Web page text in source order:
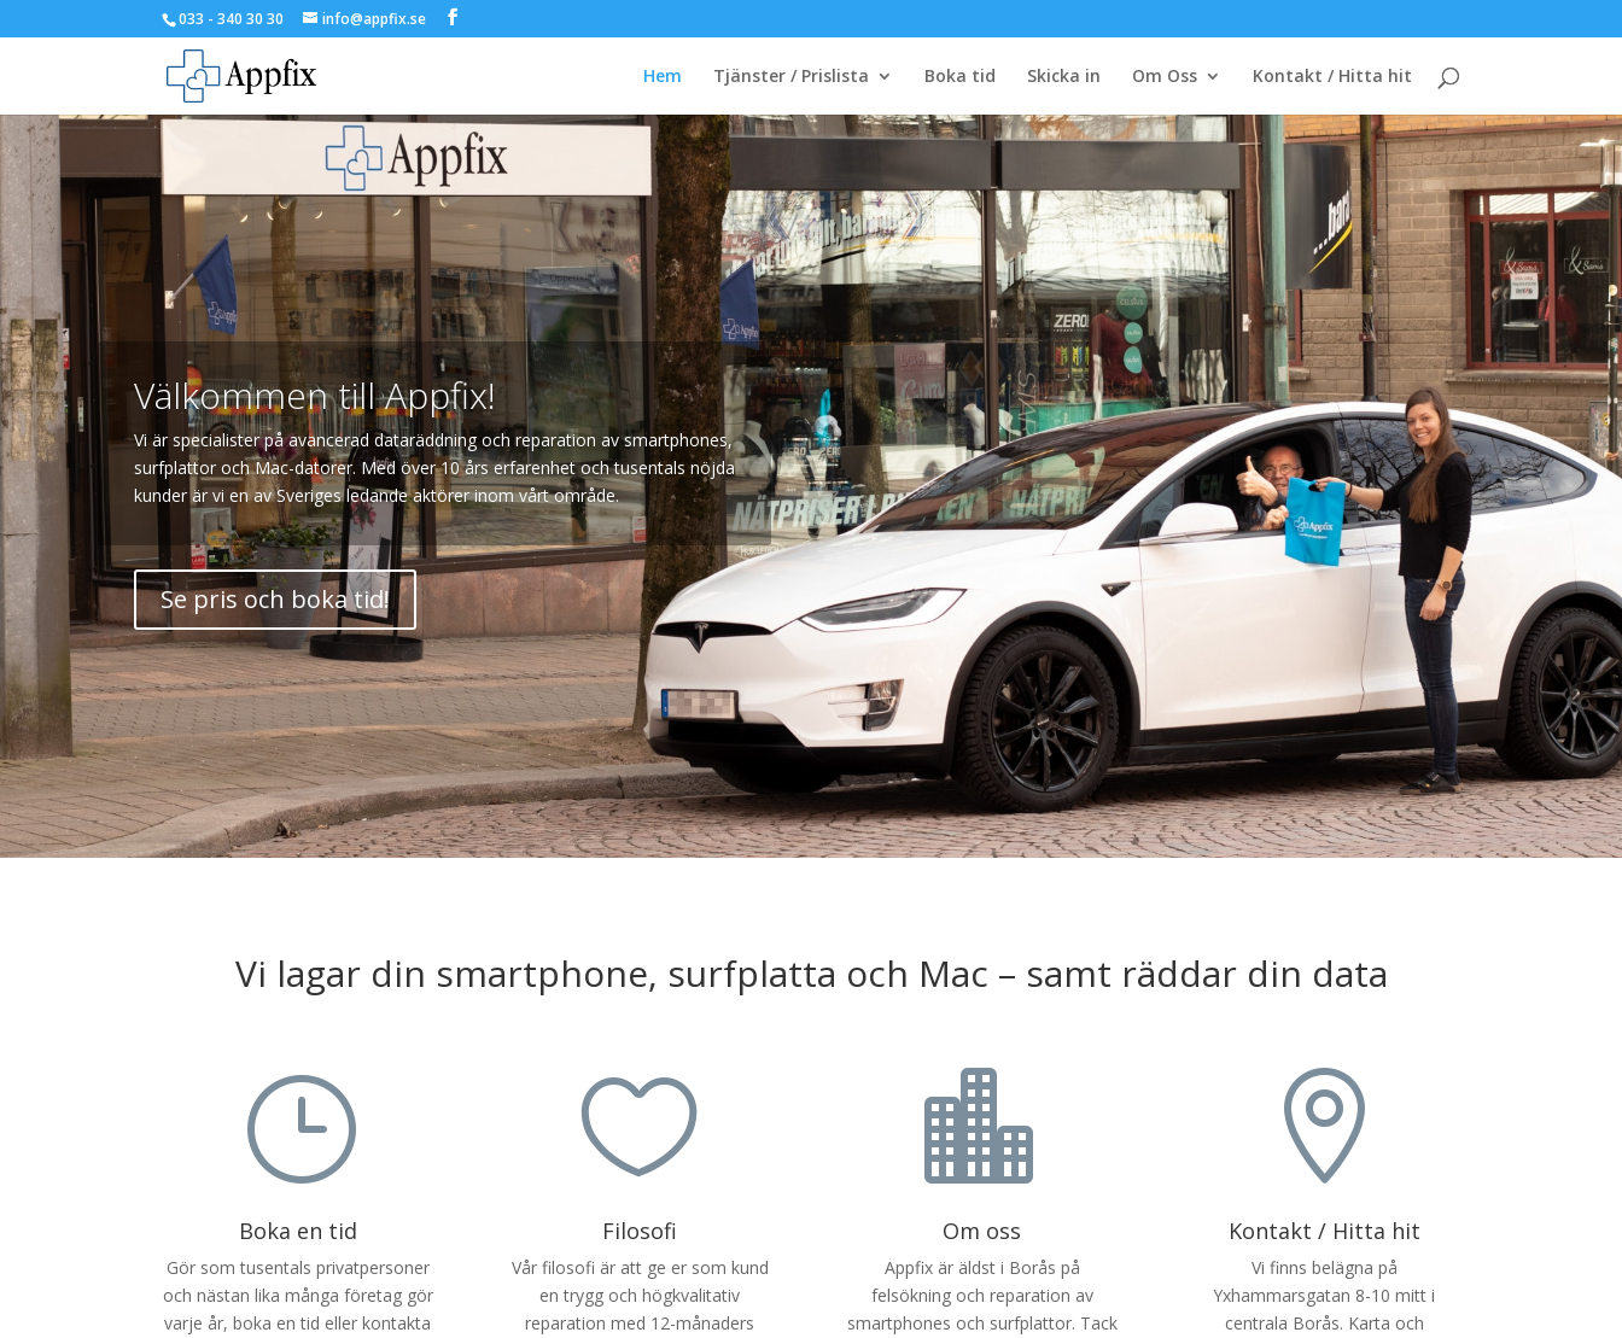
033 - 340 30 30 info@appfix.se
Hem Tjänster / Prislista Boka tid Skicka in Om Oss Kontakt / Hitta hit
Välkommen till Appfix!
Vi är specialister på avancerad dataräddning och reparation av smartphones,
surfplattor och Mac-datorer. Med över 10 års erfarenhet och tusentals nöjda
kunder är vi en av Sveriges ledande aktörer inom vårt område.
Se pris och boka tid!
Vi lagar din smartphone, surfplatta och Mac – samt räddar din data
}
Boka en tid
Gör som tusentals privatpersoner
och nästan lika många företag gör
varje år, boka en tid eller kontakta

Filosofi
Vår filosofi är att ge er som kund
en trygg och högkvalitativ
reparation med 12-månaders

Om oss
Appfix är äldst i Borås på
felsökning och reparation av
smartphones och surfplattor. Tack

Kontakt / Hitta hit
Vi finns belägna på
Yxhammarsgatan 8-10 mitt i
centrala Borås. Karta och